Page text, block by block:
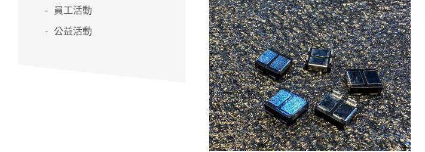
員工活動
公益活動